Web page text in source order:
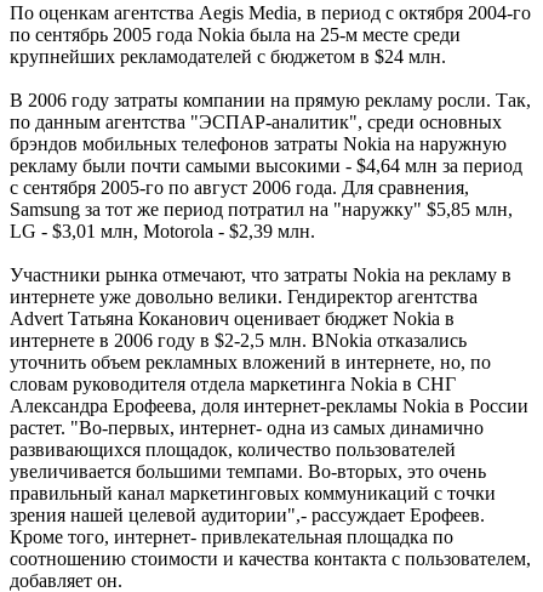
По оценкам агентства Aegis Media, в период с октября 2004-го
по сентябрь 2005 года Nokia была на 25-м месте среди
крупнейших рекламодателей с бюджетом в $24 млн.
В 2006 году затраты компании на прямую рекламу росли. Так,
по данным агентства "ЭСПАР-аналитик", среди основных
брэндов мобильных телефонов затраты Nokia на наружную
рекламу были почти самыми высокими - $4,64 млн за период
с сентября 2005-го по август 2006 года. Для сравнения,
Samsung за тот же период потратил на "наружку" $5,85 млн,
LG - $3,01 млн, Motorola - $2,39 млн.
Участники рынка отмечают, что затраты Nokia на рекламу в
интернете уже довольно велики. Гендиректор агентства
Advert Татьяна Коканович оценивает бюджет Nokia в
интернете в 2006 году в $2-2,5 млн. ВNokia отказались
уточнить объем рекламных вложений в интернете, но, по
словам руководителя отдела маркетинга Nokia в СНГ
Александра Ерофеева, доля интернет-рекламы Nokia в России
растет. "Во-первых, интернет- одна из самых динамично
развивающихся площадок, количество пользователей
увеличивается большими темпами. Во-вторых, это очень
правильный канал маркетинговых коммуникаций с точки
зрения нашей целевой аудитории",- рассуждает Ерофеев.
Кроме того, интернет- привлекательная площадка по
соотношению стоимости и качества контакта с пользователем,
добавляет он.